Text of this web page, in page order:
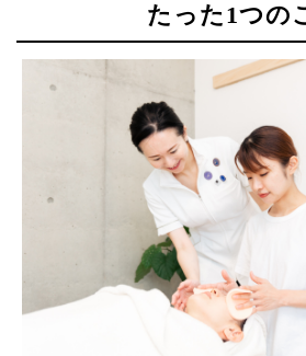
たった1つの